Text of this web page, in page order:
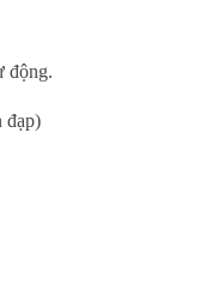
động.
đạp)